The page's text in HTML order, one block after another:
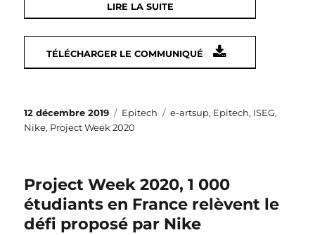
LIRE LA SUITE
TÉLÉCHARGER LE COMMUNIQUÉ
Publié
le
12 décembre 2019 Catégories
Epitech Étiquettes
e-artsup, Epitech, ISEG,
Nike, Project Week 2020
Project Week 2020, 1 000
étudiants en France relèvent le
défi proposé par Nike